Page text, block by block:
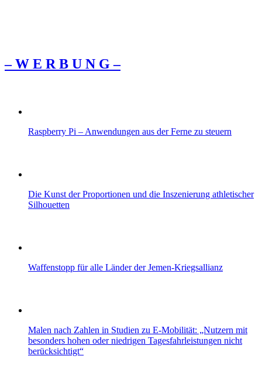
– W Ε R Β U Ν G –
Raspberry Pi – Anwendungen aus der Ferne zu steuern
Die Kunst der Proportionen und die Inszenierung athletischer
Silhouetten
Waffenstopp für alle Länder der Jemen-Kriegsallianz
Malen nach Zahlen in Studien zu E-Mobilität: „Nutzern mit
besonders hohen oder niedrigen Tagesfahrleistungen nicht
berücksichtigt“